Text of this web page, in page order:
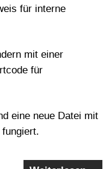
für interne
mit einer
für
eine neue Datei mit